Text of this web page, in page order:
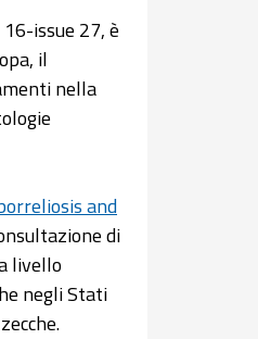
issue 27, è
il
nella
and
di
livello
negli Stati